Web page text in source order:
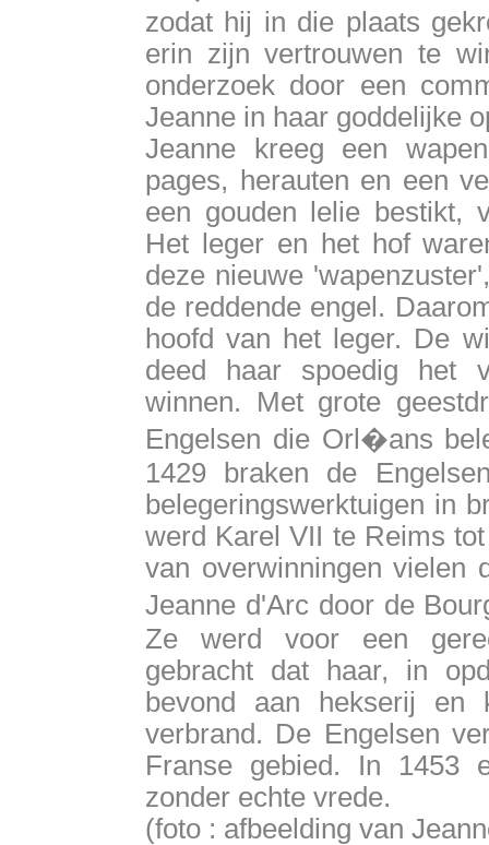
zodat hij in die plaats
erin zijn vertrouwen te
onderzoek door een
Jeanne in haar goddelijke
Jeanne kreeg een
pages, herauten en een
een gouden lelie bestikt,
Het leger en het hof
deze nieuwe
de reddende engel.
hoofd van het leger. De
deed haar spoedig het
winnen. Met grote
Engelsen die Orl�ans
1429 braken de
belegeringswerktuigen in
werd Karel VII te Reims
van overwinningen vielen
Jeanne d'Arc door de
Ze werd voor een
gebracht dat haar, in
bevond aan hekserij
verbrand. De Engelsen
Franse gebied. In 1453
zonder echte vrede.
(foto : afbeelding van